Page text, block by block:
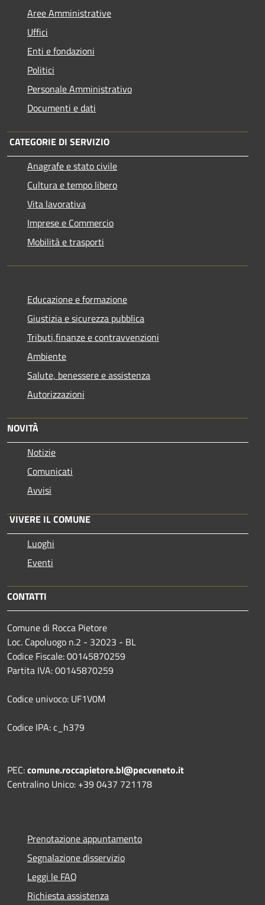
Aree Amministrative
Uffici
Enti e fondazioni
Politici
Personale Amministrativo
Documenti e dati
CATEGORIE DI SERVIZIO
Anagrafe e stato civile
Cultura e tempo libero
Vita lavorativa
Imprese e Commercio
Mobilità e trasporti
Educazione e formazione
Giustizia e sicurezza pubblica
Tributi,finanze e contravvenzioni
Ambiente
Salute, benessere e assistenza
Autorizzazioni
NOVITÀ
Notizie
Comunicati
Avvisi
VIVERE IL COMUNE
Luoghi
Eventi
CONTATTI
Comune di Rocca Pietore
Loc. Capoluogo n.2 - 32023 - BL
Codice Fiscale: 00145870259
Partita IVA: 00145870259
Codice univoco: UF1V0M
Codice IPA: c_h379
PEC:comune.roccapietore.bl@pecveneto.it
Centralino Unico: +39 0437 721178
Prenotazione appuntamento
Segnalazione disservizio
Leggi le FAQ
Richiesta assistenza